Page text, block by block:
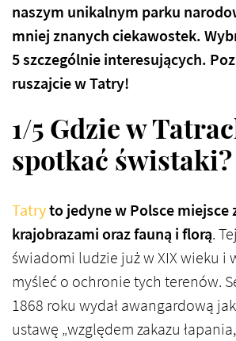
naszym unikalnym parku
mniej znanych ciekawostek.
5 szczególnie interesujących.
ruszajcie w Tatry!
1/5 Gdzie w
spotkać świstaki?
Tatryto jedyne w Polsce miejsce
krajobrazami oraz fauną i florą.
świadomi ludzie już w XIX wieku i
myśleć o ochronie tych terenów.
1868 roku wydał awangardową
ustawę „względem zakazu